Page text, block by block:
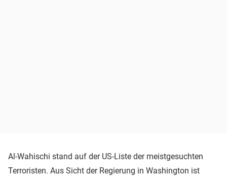
Al-Wahischi stand auf der US-Liste der meistgesuchten
Terroristen. Aus Sicht der Regierung in Washington ist